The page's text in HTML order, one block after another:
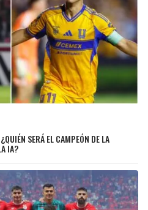
SERÁ EL CAMPEÓN DE LA
IA?